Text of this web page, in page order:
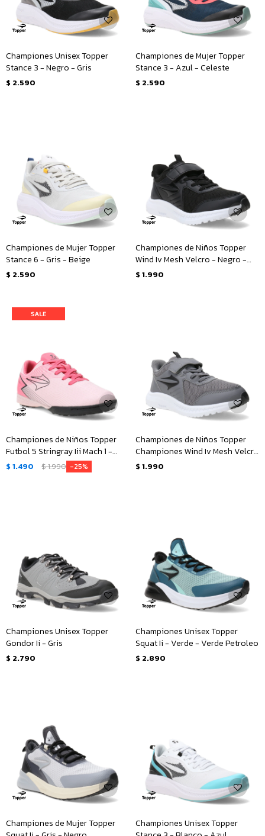
Championes Unisex Topper
Stance 3 - Negro - Gris
$ 2.590
Championes de Mujer Topper
Stance 3 - Azul - Celeste
$ 2.590
Championes de Mujer Topper
Stance 6 - Gris - Beige
$ 2.590
Championes de Niños Topper
Wind Iv Mesh Velcro - Negro -
Blanco
$ 1.990
Championes de Niños Topper
Futbol 5 Stringray Iii Mach 1 -
Rosado - Negro
$ 1.490 $1.990 25
Championes de Niños Topper
Championes Wind Iv Mesh Velcro
- Gris - Negro
$ 1.990
Championes Unisex Topper
Gondor Ii - Gris
$ 2.790
Championes Unisex Topper
Squat Ii - Verde - Verde Petroleo
$ 2.890
Championes de Mujer Topper
Championes Unisex Topper